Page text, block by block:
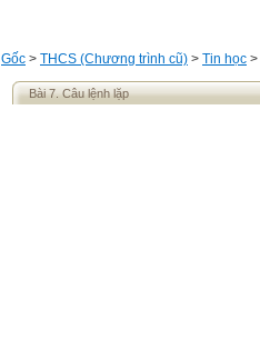
Gốc > THCS (Chương trình cũ) > Tin học >
Bài 7. Câu lệnh lặp